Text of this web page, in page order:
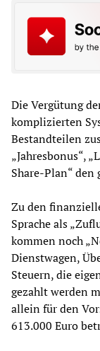
Die Vergütung
komplizierten
Bestandteilen
„Jahresbonus“,
Share-Plan“ den
Zu den
Sprache als
kommen noch
Dienstwagen,
Steuern, die
gezahlt werden
allein für den
613.000 Euro